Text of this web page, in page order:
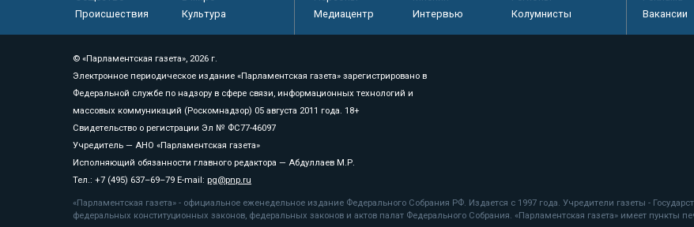
Происшествия
Культура
Медиацентр
Интервью Колумнисты
Вакансии
© «Парламентская газета», 2026 г.
Электронное периодическое издание «Парламентская газета» зарегистрировано в
Федеральной службе по надзору в сфере связи, информационных технологий и
массовых коммуникаций (Роскомнадзор) 05 августа 2011 года. 18+
Свидетельство о регистрации Эл № ФС77-46097
Учредитель — АНО «Парламентская газета»
Исполняющий обязанности главного редактора — Абдуллаев М.Р.
Тел.: +7 (495) 637–69–79 E-mail: pg@pnp.ru
«Парламентская газета» - официальное еженедельное издание Федерального Собрания РФ. Издается с 1997 года. Учредители газеты -
федеральных конституционных законов, федеральных законов и актов палат Федерального Собрания. «Парламентская газета» имеет пункты